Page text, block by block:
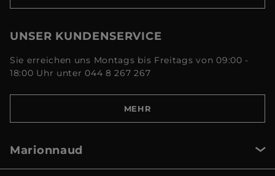
UNSER KUNDENSERVICE
Sie erreichen uns Montags bis Freitags von 09:00 -
18:00 Uhr unter 044 8 267 267
MEHR
Marionnaud